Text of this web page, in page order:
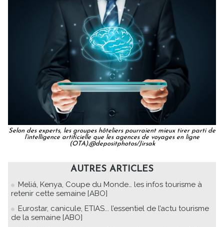
Selon des experts, les groupes hôteliers pourraient mieux tirer parti de
l’intelligence artificielle que les agences de voyages en ligne
(OTA).@depositphotos/Jirsak
AUTRES ARTICLES
Meliá, Kenya, Coupe du Monde… les infos tourisme à
retenir cette semaine [ABO]
Eurostar, canicule, ETIAS... l’essentiel de l’actu tourisme
de la semaine [ABO]